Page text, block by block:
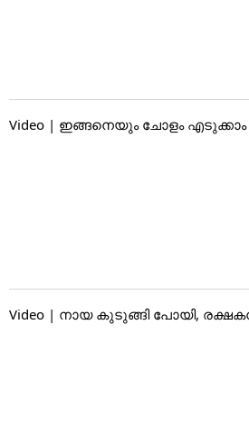
Video | ഇങ്ങനെയും ചോളം എടുക്കാം
Video | നായ കുടുങ്ങി പോയി,